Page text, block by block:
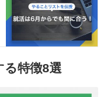
る特徴8選